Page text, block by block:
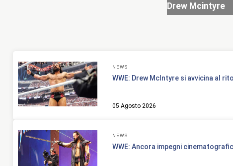
Drew Mcintyre
NEWS
WWE: Drew McIntyre si avvicina al
05 Agosto 2026
NEWS
WWE: Ancora impegni